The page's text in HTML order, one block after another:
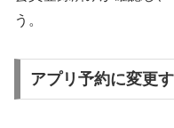
う。
アプリ予約に変更